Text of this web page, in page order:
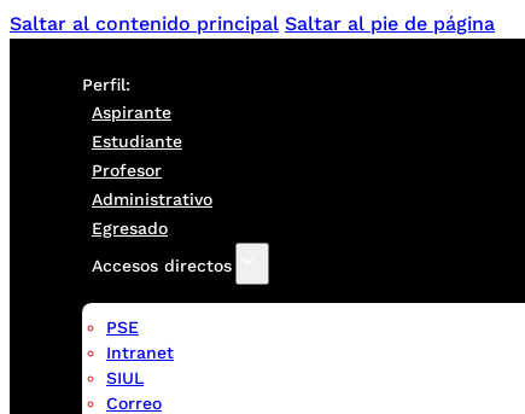
Saltar al contenido principal Saltar al pie de página
Perfil:
Aspirante
Estudiante
Profesor
Administrativo
Egresado
Accesos directos
PSE
Intranet
SIUL
Correo